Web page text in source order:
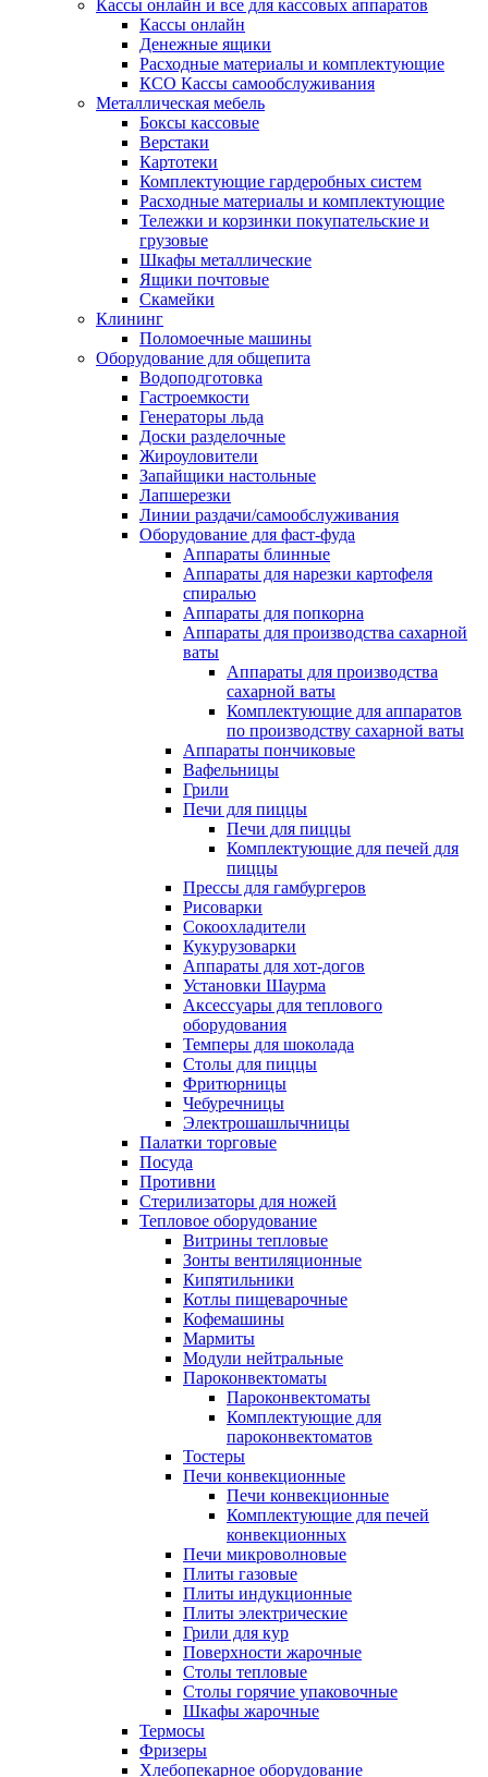
Кассы онлайн и все для кассовых аппаратов
Кассы онлайн
Денежные ящики
Расходные материалы и комплектующие
КСО Кассы самообслуживания
Металлическая мебель
Боксы кассовые
Верстаки
Картотеки
Комплектующие гардеробных систем
Расходные материалы и комплектующие
Тележки и корзинки покупательские и
грузовые
Шкафы металлические
Ящики почтовые
Скамейки
Клининг
Поломоечные машины
Оборудование для общепита
Водоподготовка
Гастроемкости
Генераторы льда
Доски разделочные
Жироуловители
Запайщики настольные
Лапшерезки
Линии раздачи/самообслуживания
Оборудование для фаст-фуда
Аппараты блинные
Аппараты для нарезки картофеля
спиралью
Аппараты для попкорна
Аппараты для производства сахарной
ваты
Аппараты для производства
сахарной ваты
Комплектующие для аппаратов
по производству сахарной ваты
Аппараты пончиковые
Вафельницы
Грили
Печи для пиццы
Печи для пиццы
Комплектующие для печей для
пиццы
Прессы для гамбургеров
Рисоварки
Сокоохладители
Кукурузоварки
Аппараты для хот-догов
Установки Шаурма
Аксессуары для теплового
оборудования
Темперы для шоколада
Столы для пиццы
Фритюрницы
Чебуречницы
Электрошашлычницы
Палатки торговые
Посуда
Противни
Стерилизаторы для ножей
Тепловое оборудование
Витрины тепловые
Зонты вентиляционные
Кипятильники
Котлы пищеварочные
Кофемашины
Мармиты
Модули нейтральные
Пароконвектоматы
Пароконвектоматы
Комплектующие для
пароконвектоматов
Тостеры
Печи конвекционные
Печи конвекционные
Комплектующие для печей
конвекционных
Печи микроволновые
Плиты газовые
Плиты индукционные
Плиты электрические
Грили для кур
Поверхности жарочные
Столы тепловые
Столы горячие упаковочные
Шкафы жарочные
Термосы
Фризеры
Хлебопекарное оборудование